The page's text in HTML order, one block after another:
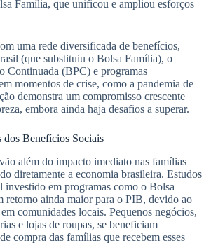
Família, que unificou e ampliou esforços
uma rede diversificada de benefícios,
(que substituiu o Bolsa Família), o
Continuada (BPC) e programas
momentos de crise, como a pandemia de
demonstra um compromisso crescente
embora ainda haja desafios a superar.
Benefícios Sociais
além do impacto imediato nas famílias
diretamente a economia brasileira. Estudos
investido em programas como o Bolsa
retorno ainda maior para o PIB, devido ao
comunidades locais. Pequenos negócios,
e lojas de roupas, se beneficiam
compra das famílias que recebem esses